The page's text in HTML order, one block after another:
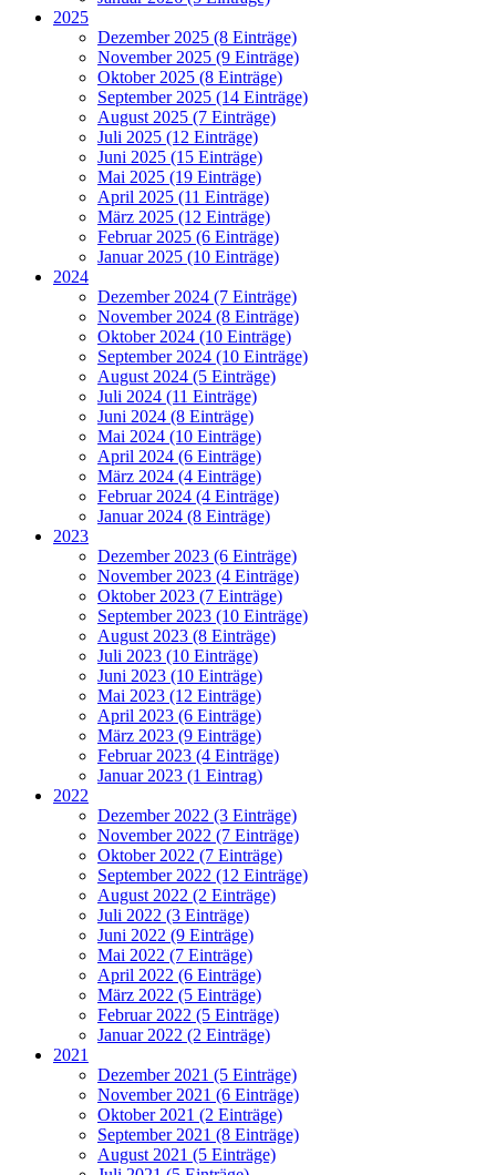
2025
Dezember 2025 (8 Einträge)
November 2025 (9 Einträge)
Oktober 2025 (8 Einträge)
September 2025 (14 Einträge)
August 2025 (7 Einträge)
Juli 2025 (12 Einträge)
Juni 2025 (15 Einträge)
Mai 2025 (19 Einträge)
April 2025 (11 Einträge)
März 2025 (12 Einträge)
Februar 2025 (6 Einträge)
Januar 2025 (10 Einträge)
2024
Dezember 2024 (7 Einträge)
November 2024 (8 Einträge)
Oktober 2024 (10 Einträge)
September 2024 (10 Einträge)
August 2024 (5 Einträge)
Juli 2024 (11 Einträge)
Juni 2024 (8 Einträge)
Mai 2024 (10 Einträge)
April 2024 (6 Einträge)
März 2024 (4 Einträge)
Februar 2024 (4 Einträge)
Januar 2024 (8 Einträge)
2023
Dezember 2023 (6 Einträge)
November 2023 (4 Einträge)
Oktober 2023 (7 Einträge)
September 2023 (10 Einträge)
August 2023 (8 Einträge)
Juli 2023 (10 Einträge)
Juni 2023 (10 Einträge)
Mai 2023 (12 Einträge)
April 2023 (6 Einträge)
März 2023 (9 Einträge)
Februar 2023 (4 Einträge)
Januar 2023 (1 Eintrag)
2022
Dezember 2022 (3 Einträge)
November 2022 (7 Einträge)
Oktober 2022 (7 Einträge)
September 2022 (12 Einträge)
August 2022 (2 Einträge)
Juli 2022 (3 Einträge)
Juni 2022 (9 Einträge)
Mai 2022 (7 Einträge)
April 2022 (6 Einträge)
März 2022 (5 Einträge)
Februar 2022 (5 Einträge)
Januar 2022 (2 Einträge)
2021
Dezember 2021 (5 Einträge)
November 2021 (6 Einträge)
Oktober 2021 (2 Einträge)
September 2021 (8 Einträge)
August 2021 (5 Einträge)